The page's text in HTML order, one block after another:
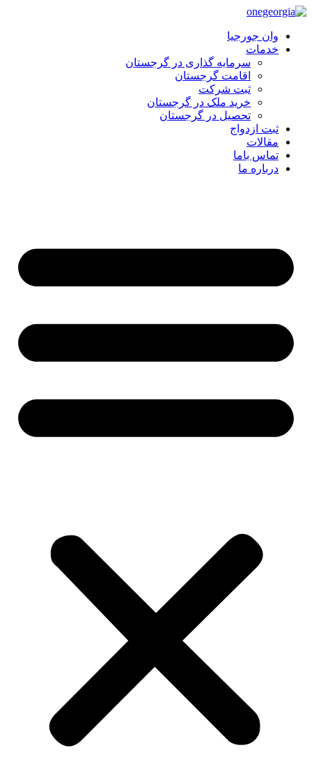
وان جورجیا
خدمات
سرمایه گذاری در گرجستان
اقامت گرجستان
ثبت شرکت
خرید ملک در گرجستان
تحصیل در گرجستان
ثبت ازدواج
مقالات
تماس باما
درباره ما